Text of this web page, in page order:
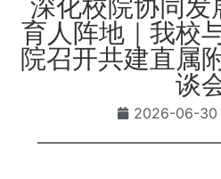
深化校院协同发
育人阵地｜我校
院召开共建直属
谈
2026-06-30